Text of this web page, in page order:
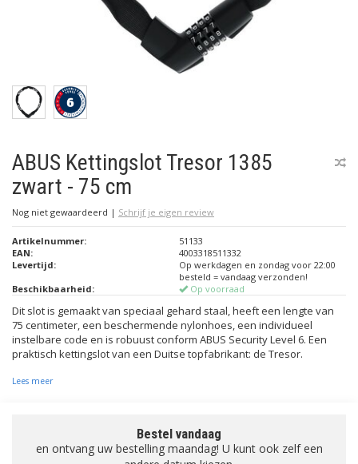
ABUS Kettingslot Tresor 1385
zwart - 75 cm
Nog niet gewaardeerd | Schrijf je eigen review
Artikelnummer:
51133
EAN:
4003318511332
Levertijd:
Op werkdagen en zondag voor 22:00
besteld = vandaag verzonden!
Beschikbaarheid:
Op voorraad
Dit slot is gemaakt van speciaal gehard staal, heeft een lengte van
75 centimeter, een beschermende nylonhoes, een individueel
instelbare code en is robuust conform ABUS Security Level 6. Een
praktisch kettingslot van een Duitse topfabrikant: de Tresor.
Lees meer
Bestel vandaag
en ontvang uw bestelling maandag! U kunt ook zelf een